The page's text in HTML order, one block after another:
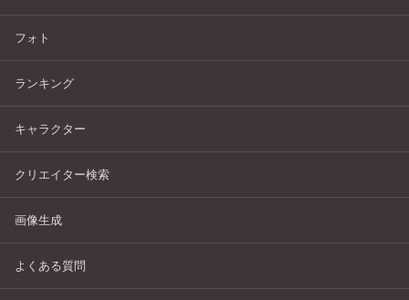
フォト
ランキング
キャラクター
クリエイター検索
画像生成
よくある質問